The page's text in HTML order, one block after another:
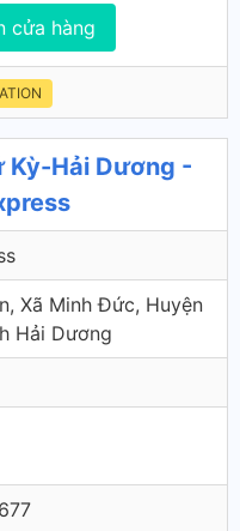
cửa hàng
Kỳ-Hải Dương -
Xã Minh Đức, Huyện
Hải Dương